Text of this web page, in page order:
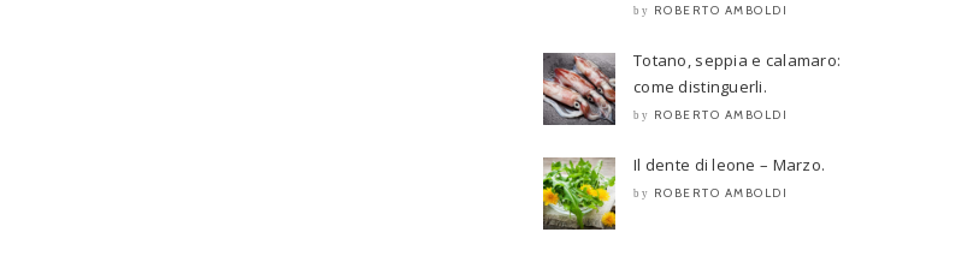
by ROBERTO AMBOLDI
Totano, seppia e calamaro:
come distinguerli.
by ROBERTO AMBOLDI
Il dente di leone – Marzo.
by ROBERTO AMBOLDI